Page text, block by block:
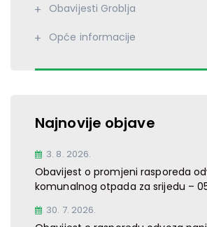
Obavijesti Groblja
Opće informacije
Najnovije objave
3. 8. 2026.
Obavijest o promjeni rasporeda
komunalnog otpada za srijedu –
30. 7. 2026.